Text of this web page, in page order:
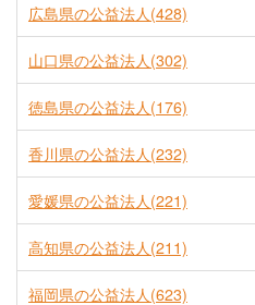
広島県の公益法人(428)
山口県の公益法人(302)
徳島県の公益法人(176)
香川県の公益法人(232)
愛媛県の公益法人(221)
高知県の公益法人(211)
福岡県の公益法人(623)